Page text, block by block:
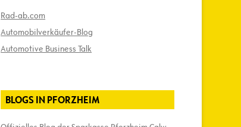
Rad-ab.com
Automobilverkäufer-Blog
Automotive Business Talk
BLOGS IN PFORZHEIM